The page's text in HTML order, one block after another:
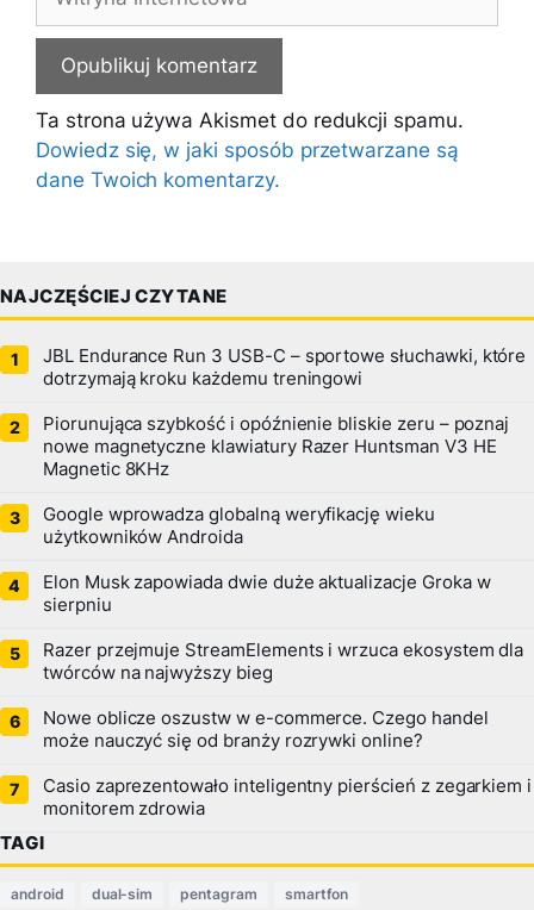
internetowa
Ta strona używa Akismet do redukcji spamu.
Dowiedz się, w jaki sposób przetwarzane są
dane Twoich komentarzy.
NAJCZĘŚCIEJ CZYTANE
JBL Endurance Run 3 USB-C – sportowe słuchawki, które
dotrzymają kroku każdemu treningowi
Piorunująca szybkość i opóźnienie bliskie zeru – poznaj
nowe magnetyczne klawiatury Razer Huntsman V3 HE
Magnetic 8KHz
Google wprowadza globalną weryfikację wieku
użytkowników Androida
Elon Musk zapowiada dwie duże aktualizacje Groka w
sierpniu
Razer przejmuje StreamElements i wrzuca ekosystem dla
twórców na najwyższy bieg
Nowe oblicze oszustw w e-commerce. Czego handel
może nauczyć się od branży rozrywki online?
Casio zaprezentowało inteligentny pierścień z zegarkiem i
monitorem zdrowia
TAGI
android dual-sim pentagram smartfon